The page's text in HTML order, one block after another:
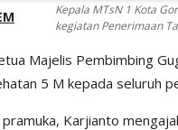
Kepala MTsN 1 Kota
kegiatan Penerimaan
Majelis Pembimbing
5 M kepada seluruh
Karjianto